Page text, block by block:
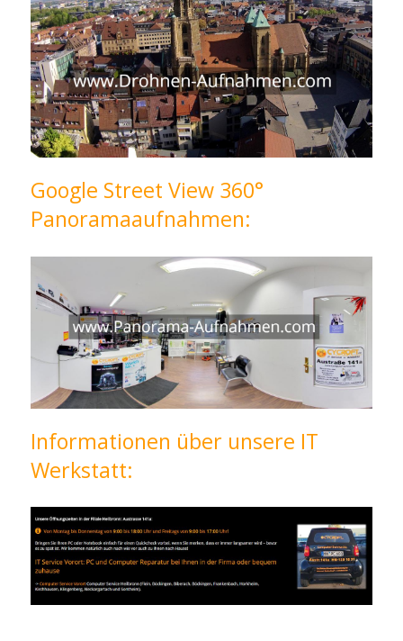
Google Street View 360°
Panoramaaufnahmen:
Informationen über unsere IT
Werkstatt: